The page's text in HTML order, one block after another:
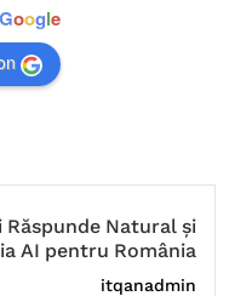
Google
Răspunde Natural și
AI pentru România
itqanadmin